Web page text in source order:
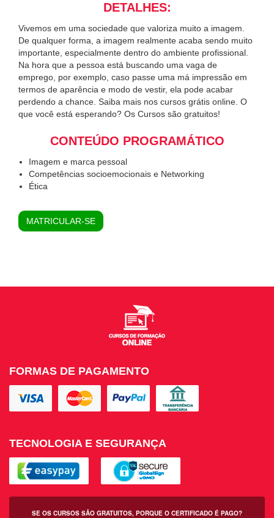
DETALHES:
Vivemos em uma sociedade que valoriza muito a imagem.
De qualquer forma, a imagem realmente acaba sendo muito
importante, especialmente dentro do ambiente profissional.
Na hora que a pessoa está buscando uma vaga de
emprego, por exemplo, caso passe uma má impressão em
termos de aparência e modo de vestir, ela pode acabar
perdendo a chance. Saiba mais nos cursos grátis online. O
que você está esperando? Os Cursos são gratuitos!
CONTEÚDO PROGRAMÁTICO
Imagem e marca pessoal
Competências socioemocionais e Networking
Ética
MATRICULAR-SE
FORMAS DE PAGAMENTO
TECNOLOGIA E SEGURANÇA
SE OS CURSOS SÃO GRATUITOS, PORQUE O CERTIFICADO É PAGO?